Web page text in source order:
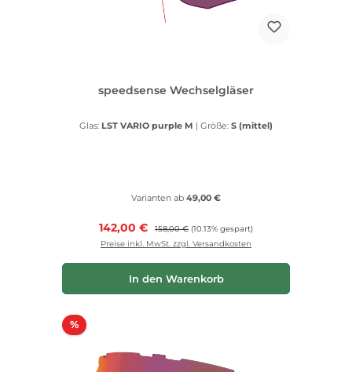
speedsense Wechselgläser
Glas: LST VARIO purple M | Größe: S (mittel)
Varianten ab 49,00 €
Verkaufspreis:
142,00 € Regulärer Preis:
158,00 € (10.13% gespart)
Preise inkl. MwSt. zzgl. Versandkosten
In den Warenkorb
%Rabatt